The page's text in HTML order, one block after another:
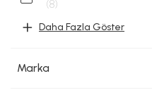
(8)
Daha Fazla Göster
Marka